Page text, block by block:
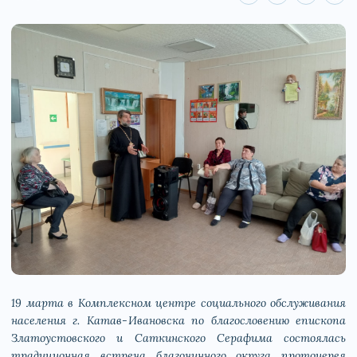
19 марта в Комплексном центре социального обслуживания
населения г. Катав‑Ивановска по благословению епископа
Златоустовского и Саткинского Серафима состоялась